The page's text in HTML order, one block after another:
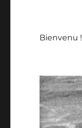
Bienvenu !